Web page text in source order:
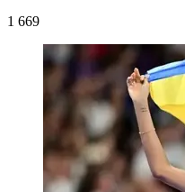
1 669